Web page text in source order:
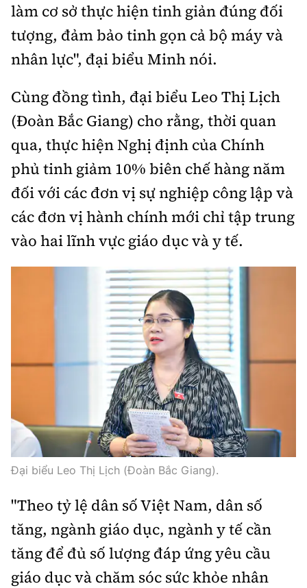
làm cơ sở thực hiện tinh giản đúng đối
tượng, đảm bảo tinh gọn cả bộ máy và
nhân lực", đại biểu Minh nói.
Cùng đồng tình, đại biểu Leo Thị Lịch
(Đoàn Bắc Giang) cho rằng, thời quan
qua, thực hiện Nghị định của Chính
phủ tinh giảm 10% biên chế hàng năm
đối với các đơn vị sự nghiệp công lập và
các đơn vị hành chính mới chỉ tập trung
vào hai lĩnh vực giáo dục và y tế.
Đại biểu Leo Thị Lịch (Đoàn Bắc Giang).
"Theo tỷ lệ dân số Việt Nam, dân số
tăng, ngành giáo dục, ngành y tế cần
tăng để đủ số lượng đáp ứng yêu cầu
giáo dục và chăm sóc sức khỏe nhân